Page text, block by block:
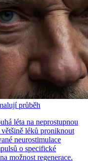
průběh
léta na neprostupnou
léků proniknout
neurostimulace
o specifické
možnost regenerace.